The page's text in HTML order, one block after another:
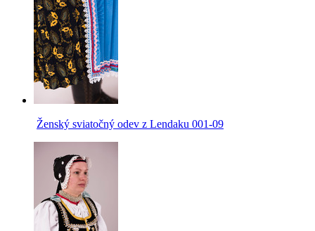
Ženský sviatočný odev z Lendaku 001-09